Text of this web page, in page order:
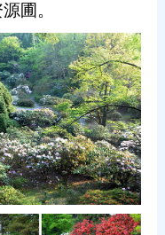
圃。